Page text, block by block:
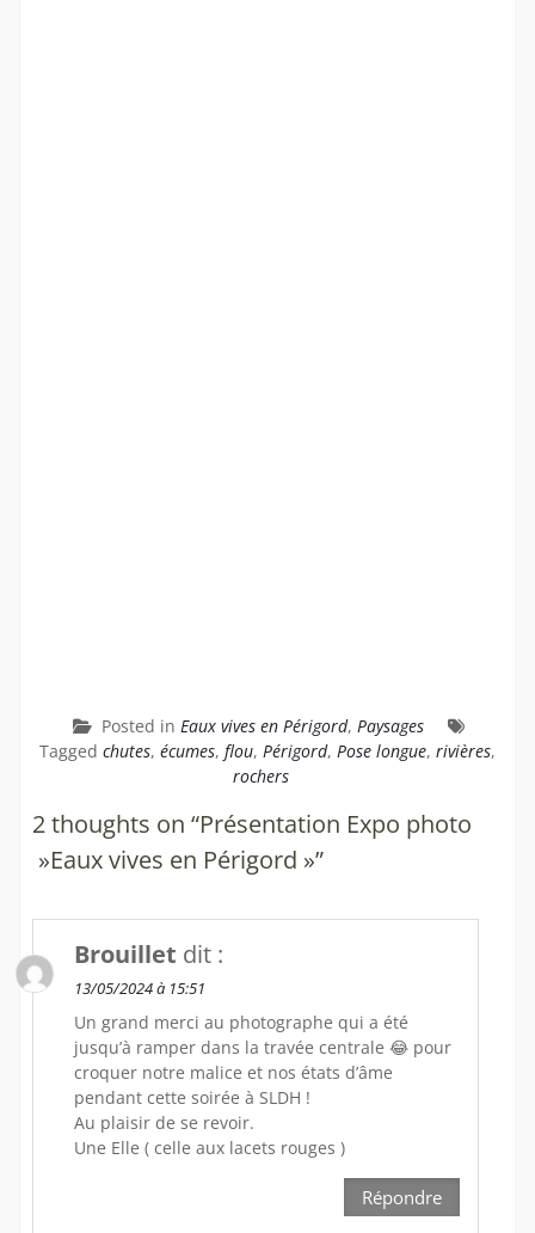
Posted in Eaux vives en Périgord, Paysages
Tagged chutes, écumes, flou, Périgord, Pose longue, rivières,
rochers
2 thoughts on “Présentation Expo photo
»Eaux vives en Périgord »”
Brouillet dit :
13/05/2024 à 15:51
Un grand merci au photographe qui a été
jusqu’à ramper dans la travée centrale 😂 pour
croquer notre malice et nos états d’âme
pendant cette soirée à SLDH !
Au plaisir de se revoir.
Une Elle ( celle aux lacets rouges )
Répondre